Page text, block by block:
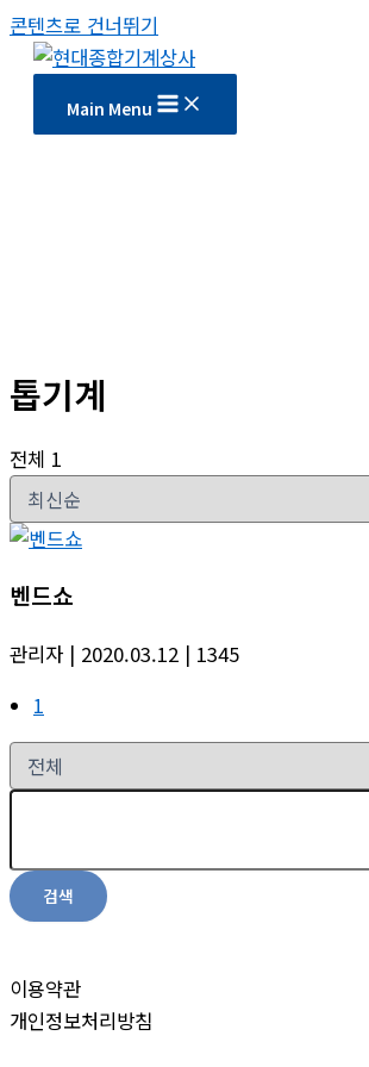
콘텐츠로 건너뛰기
Main Menu
톱기계
전체 1
벤드쇼
관리자 | 2020.03.12 | 1345
1
검색
이용약관
개인정보처리방침